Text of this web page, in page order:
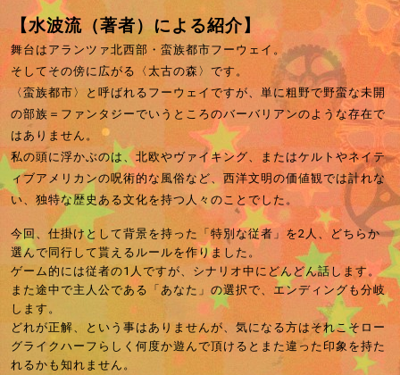
【水波流（著者）による紹介】
舞台はアランツァ北西部・蛮族都市フーウェイ。
そしてその傍に広がる〈太古の森〉です。
〈蛮族都市〉と呼ばれるフーウェイですが、単に粗野で野蛮な未開
の部族＝ファンタジーでいうところのバーバリアンのような存在で
はありません。
私の頭に浮かぶのは、北欧やヴァイキング、またはケルトやネイテ
ィブアメリカンの呪術的な風俗など、西洋文明の価値観では計れな
い、独特な歴史ある文化を持つ人々のことでした。
今回、仕掛けとして背景を持った「特別な従者」を2人、どちらか
選んで同行して貰えるルールを作りました。
ゲーム的には従者の1人ですが、シナリオ中にどんどん話します。
また途中で主人公である「あなた」の選択で、エンディングも分岐
します。
どれが正解、という事はありませんが、気になる方はそれこそロー
グライクハーフらしく何度か遊んで頂けるとまた違った印象を持た
れるかも知れません。